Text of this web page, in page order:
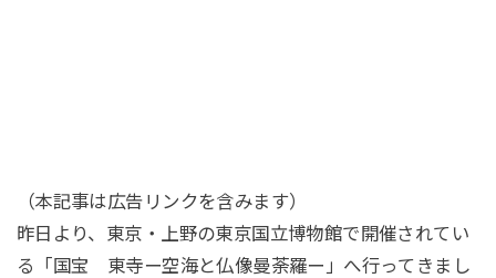
（本記事は広告リンクを含みます）
昨日より、東京・上野の東京国立博物館で開催されてい
る「国宝 東寺ー空海と仏像曼荼羅ー」へ行ってきまし